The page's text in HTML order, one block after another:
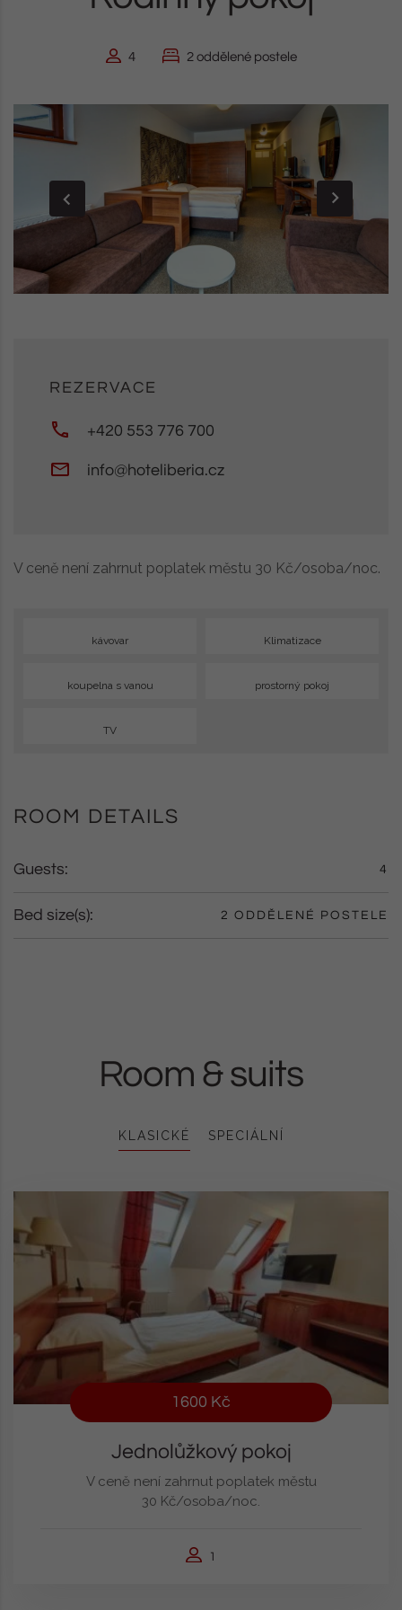
4 2 oddělené postele
kávovar Klimatizace
koupelna s vanou prostorný pokoj
TV
V ceně není zahrnut poplatek městu 30 Kč/osoba/noc.
ROOM DETAILS
Guests: 4
Bed size(s): 2 ODDĚLENÉ POSTELE
REZERVACE
+420 553 776 700
info@hoteliberia.cz
Room & suits
KLASICKÉ SPECIÁLNÍ
1600 Kč
Jednolůžkový pokoj
V ceně není zahrnut poplatek městu
30 Kč/osoba/noc.
1